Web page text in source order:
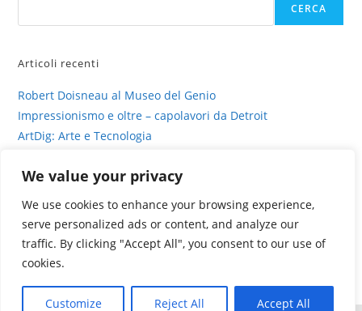
We value your privacy
We use cookies to enhance your browsing experience,
serve personalized ads or content, and analyze our
traffic. By clicking "Accept All", you consent to our use of
cookies.
Customize Reject All Accept All
CERCA
Articoli recenti
Robert Doisneau al Museo del Genio
Impressionismo e oltre – capolavori da Detroit
ArtDig: Arte e Tecnologia
La fotografia viva di Valentina Murabito